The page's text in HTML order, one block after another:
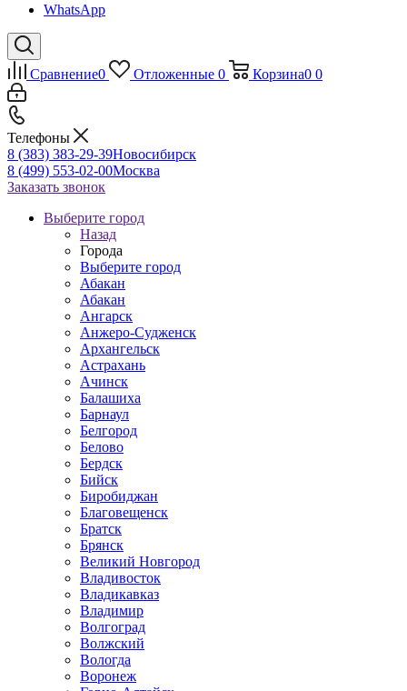
WhatsApp
Сравнение0 Отложенные 0 Корзина0 0
Телефоны
8 (383) 383-29-39Новосибирск
8 (499) 553-02-00Москва
Заказать звонок
Выберите город
Назад
Города
Выберите город
Абакан
Абакан
Ангарск
Анжеро-Судженск
Архангельск
Астрахань
Ачинск
Балашиха
Барнаул
Белгород
Белово
Бердск
Бийск
Биробиджан
Благовещенск
Братск
Брянск
Великий Новгород
Владивосток
Владикавказ
Владимир
Волгоград
Волжский
Вологда
Воронеж